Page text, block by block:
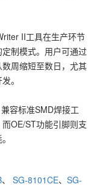
II工具在生产环节
制模式。用户可通过
周缩短至数日，尤其
。
容标准SMD焊接工
OE/ST功能引脚则支
、SG-8101CE、SG-